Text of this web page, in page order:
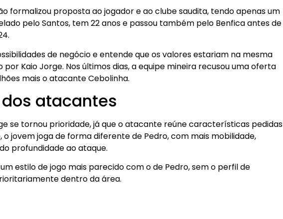
formalizou proposta ao jogador e ao clube saudita, tendo apenas um
pelo Santos, tem 22 anos e passou também pelo Benfica antes de
de negócio e entende que os valores estariam na mesma
Kaio Jorge. Nos últimos dias, a equipe mineira recusou uma oferta
mais o atacante Cebolinha.
atacantes
se tornou prioridade, já que o atacante reúne características pedidas
o jovem joga de forma diferente de Pedro, com mais mobilidade,
profundidade ao ataque.
estilo de jogo mais parecido com o de Pedro, sem o perfil de
dentro da área.